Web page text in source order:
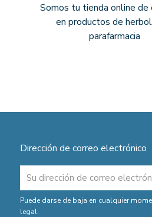
Somos tu tienda online de
en productos de
parafarmacia
Dirección de correo electrónico
Puede darse de baja en cualquier
legal.